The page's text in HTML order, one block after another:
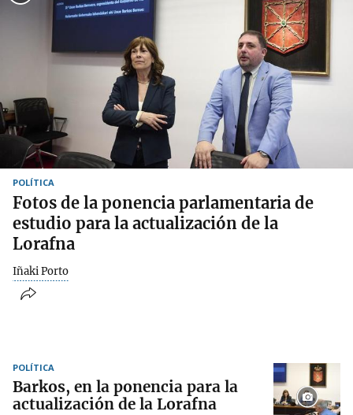
POLÍTICA
Fotos de la ponencia parlamentaria de
estudio para la actualización de la
Lorafna
Iñaki Porto
POLÍTICA
Barkos, en la ponencia para la
actualización de la Lorafna